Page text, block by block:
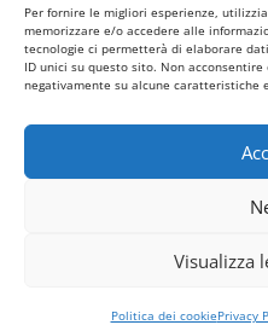
Per fornire le migliori esperienze,
memorizzare e/o accedere alle
tecnologie ci permetterà di elaborare
ID unici su questo sito. Non
negativamente su alcune caratteristiche
Visualizza
Politica dei cookiePrivacy